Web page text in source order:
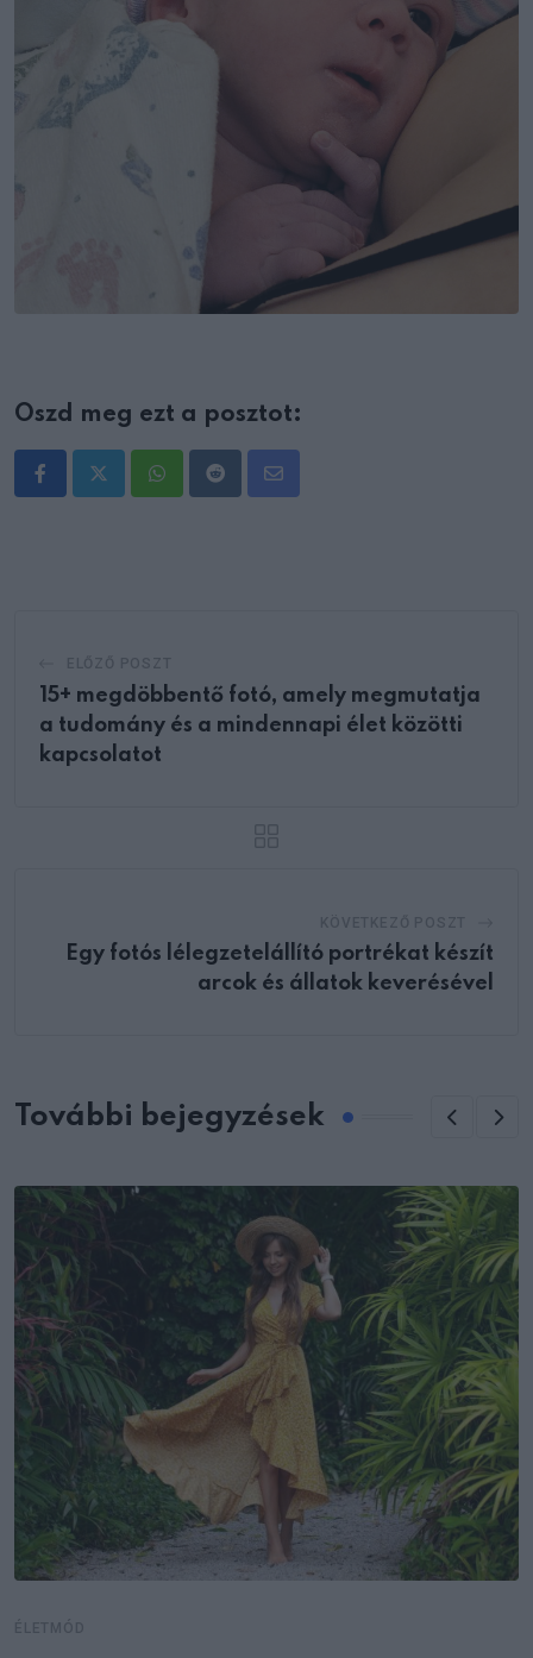
Oszd meg ezt a posztot:
WhatsappRedditShare
15+ megdöbbentő fotó, amely megmutatja
a tudomány és a mindennapi élet közötti
kapcsolatot
Egy fotós lélegzetelállító portrékat készít
arcok és állatok keverésével
További bejegyzések